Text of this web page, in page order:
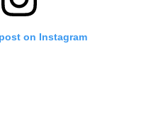
on Instagram